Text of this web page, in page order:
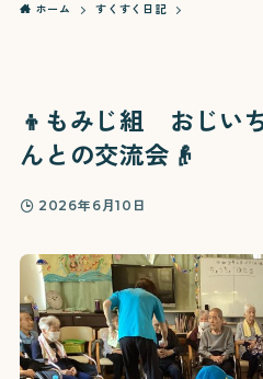
ホーム すくすく日記
👦もみじ組 おじい
んとの交流会👴
2026年6月10日